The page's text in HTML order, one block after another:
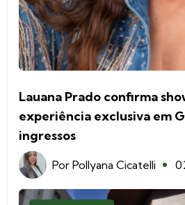
Lauana Prado confirma
experiência exclusiva em
ingressos
Por Pollyana Cicatelli